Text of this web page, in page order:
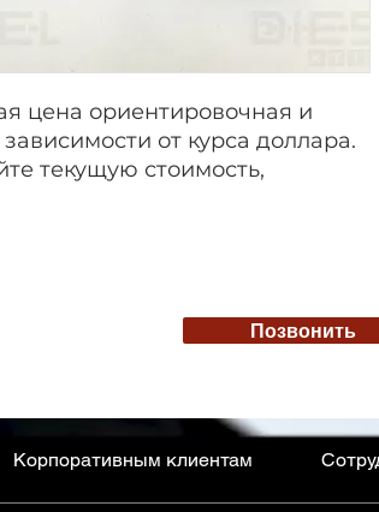
цена ориентировочная и
от курса доллара.
текущую стоимость,
Позвонить
Корпоративным клиентам